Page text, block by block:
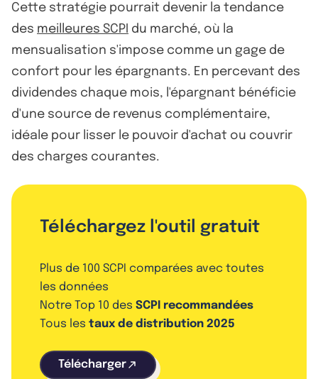
Cette stratégie pourrait devenir la tendance
des meilleures SCPI du marché, où la
mensualisation s'impose comme un gage de
confort pour les épargnants. En percevant des
dividendes chaque mois, l'épargnant bénéficie
d'une source de revenus complémentaire,
idéale pour lisser le pouvoir d'achat ou couvrir
des charges courantes.
Téléchargez l'outil gratuit
Plus de 100 SCPI comparées avec toutes
les données
Notre Top 10 des SCPI recommandées
Tous les taux de distribution 2025
Télécharger